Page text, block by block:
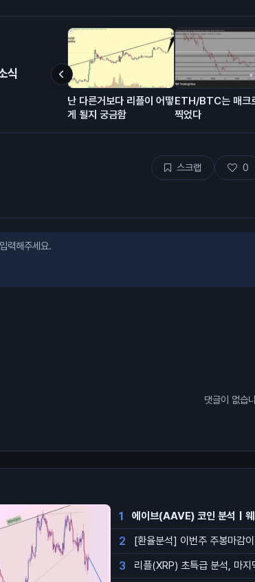
식
난 다른거보다 리플이 어떻
게 될지 궁금함
ETH/BTC는 매크
찍었다
스크랩 0
댓글이 없습
1 에이브(AAVE) 코인 분석 | 웨
2 [환율분석] 이번주 주봉마감
3 리플(XRP) 초특급 분석, 마